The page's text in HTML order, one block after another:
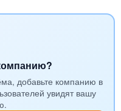
добавьте компанию в
увидят вашу